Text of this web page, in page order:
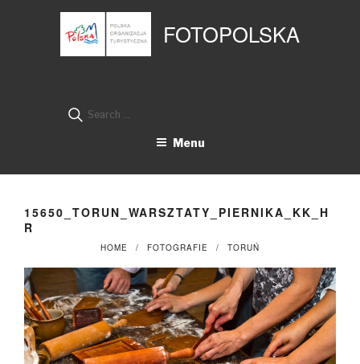
FOTOPOLSKA
Search
Menu
15650_TORUN_WARSZTATY_PIERNIKA_KK_H
R
HOME FOTOGRAFIE TORUŃ
Panel zarządzania plikami cookies